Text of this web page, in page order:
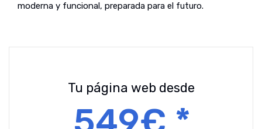
moderna y funcional, preparada para el futuro.
Tu página web desde